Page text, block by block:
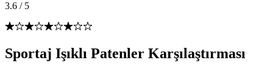
3.6 / 5
Sportaj Işıklı Patenler Karşılaştırması